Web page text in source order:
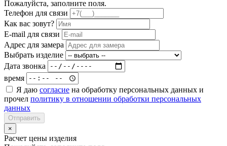
Пожалуйста, заполните поля.
Телефон для связи
Как вас зовут?
E-mail для связи
Адрес для замера
Выбрать изделие
Дата звонка
время
Я даю согласие на обработку персональных данных и
прочел политику в отношении обработки персональных
данных
Отправить
×
Расчет цены изделия